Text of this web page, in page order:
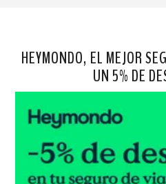
HEYMONDO, EL MEJOR
UN 5% DE